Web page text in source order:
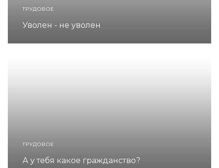
ТРУДОВОЕ
Уволен - не уволен
ТРУДОВОЕ
А у тебя какое гражданство?